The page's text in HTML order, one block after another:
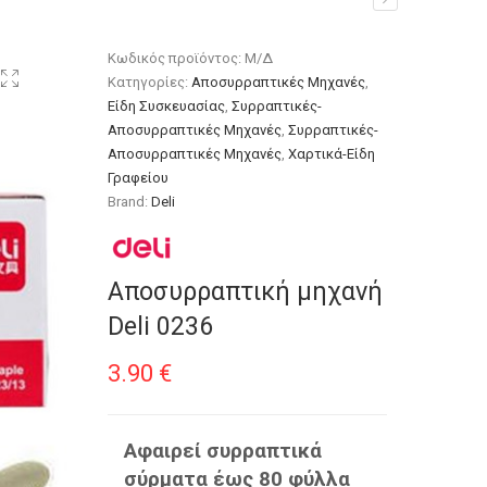
Κωδικός προϊόντος: Μ/Δ
Κατηγορίες:Αποσυρραπτικές Μηχανές,
Είδη Συσκευασίας,Συρραπτικές-
Αποσυρραπτικές Μηχανές,Συρραπτικές-
Αποσυρραπτικές Μηχανές,Χαρτικά-Είδη
Γραφείου
Brand:Deli
Αποσυρραπτική μηχανή
Deli 0236
3.90 €
Αφαιρεί συρραπτικά
σύρματα έως 80 φύλλα